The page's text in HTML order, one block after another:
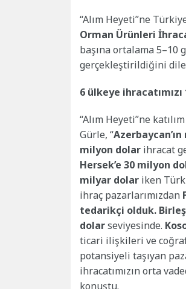
“Alım Heyeti”ne
Orman Ürünleri
başına ortalama
gerçekleştirildiğini
6 ülkeye
“Alım Heyeti”ne
Gürle, “
milyon dolar ihracat
Hersek’e 30 milyon
milyar dolar iken
ihraç pazarlarımızdan
tedarikçi olduk.
dolarseviyesinde.
ticari ilişkileri ve
potansiyeli taşıyan
ihracatımızın orta
konuştu.